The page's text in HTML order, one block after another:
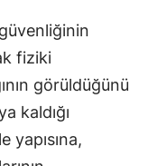
fiziki
görüldüğünü
kaldığı